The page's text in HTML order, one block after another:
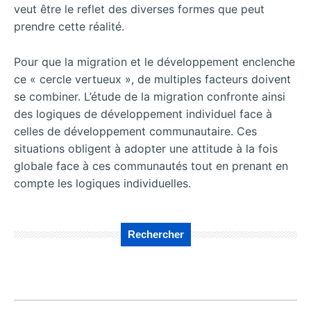
veut être le reflet des diverses formes que peut
prendre cette réalité.
Pour que la migration et le développement enclenche
ce « cercle vertueux », de multiples facteurs doivent
se combiner. L’étude de la migration confronte ainsi
des logiques de développement individuel face à
celles de développement communautaire. Ces
situations obligent à adopter une attitude à la fois
globale face à ces communautés tout en prenant en
compte les logiques individuelles.
Rechercher